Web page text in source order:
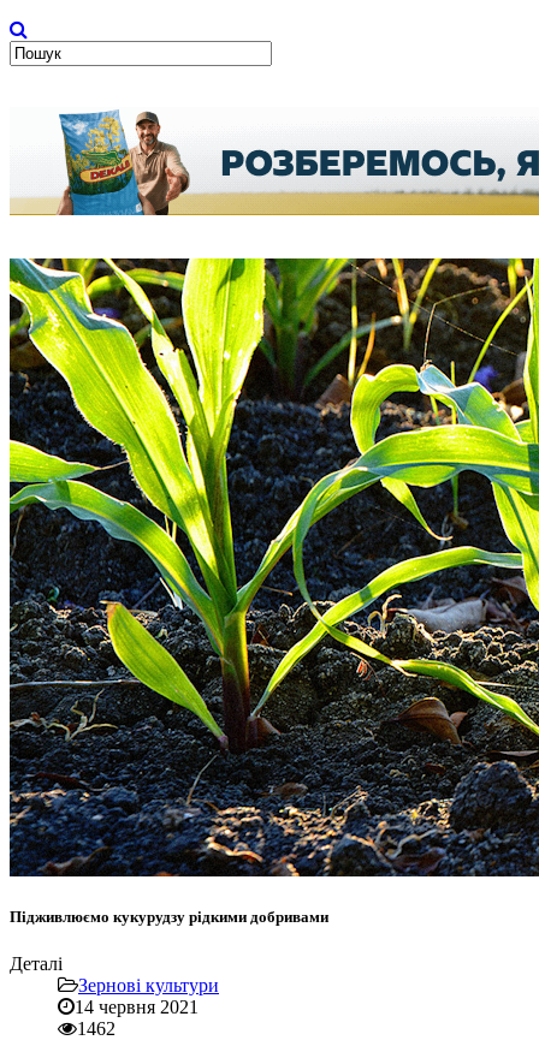
Підживлюємо кукурудзу рідкими добривами
Деталі
Зернові культури
14 червня 2021
1462